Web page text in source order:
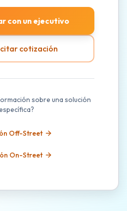
con un ejecutivo
cotización
sobre una solución
Off-Street
On-Street